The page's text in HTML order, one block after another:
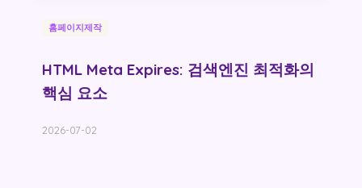
홈페이지제작
HTML Meta Expires: 검색엔진 최적화의
핵심 요소
2026-07-02